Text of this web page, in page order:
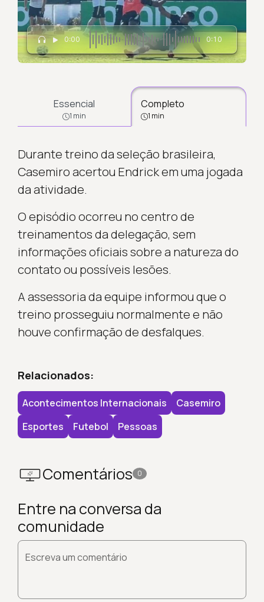
0:00 0:10
Essencial
1 min
Completo
1 min
Durante treino da seleção brasileira,
Casemiro acertou Endrick em uma jogada
da atividade.
O episódio ocorreu no centro de
treinamentos da delegação, sem
informações oficiais sobre a natureza do
contato ou possíveis lesões.
A assessoria da equipe informou que o
treino prosseguiu normalmente e não
houve confirmação de desfalques.
Relacionados:
Acontecimentos Internacionais
Casemiro
Esportes
Futebol Pessoas
Comentários 0
Entre na conversa da
comunidade
Escreva um comentário